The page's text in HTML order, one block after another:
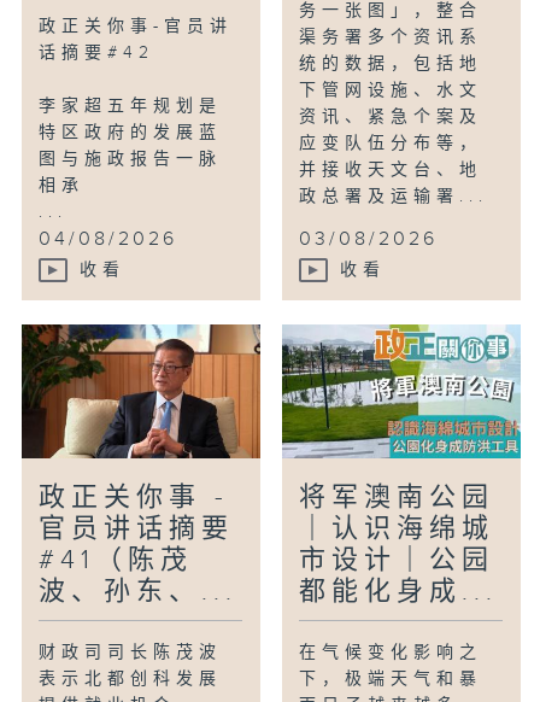
政正关你事-官员讲
话摘要#42
李家超五年规划是
特区政府的发展蓝
图与施政报告一脉
相承
...
04/08/2026
收看
务一张图」，整合
渠务署多个资讯系
统的数据，包括地
下管网设施、水文
资讯、紧急个案及
应变队伍分布等，
并接收天文台、地
政总署及运输署...
03/08/2026
收看
政正关你事 -
官员讲话摘要
#41（陈茂
波、孙东、...
财政司司长陈茂波
表示北都创科发展
将军澳南公园
｜认识海绵城
市设计｜公园
都能化身成...
在气候变化影响之
下，极端天气和暴